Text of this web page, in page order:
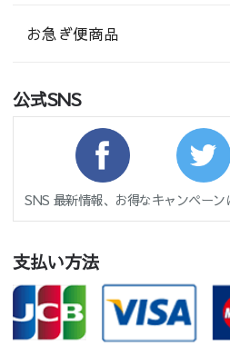
お急ぎ便商品
公式SNS
SNS 最新情報、お得なキャンペーン
支払い方法